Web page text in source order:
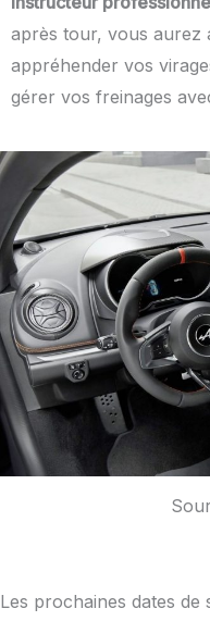
après tour, vous aurez
appréhender vos
gérer vos freinages
Les prochaines dates de